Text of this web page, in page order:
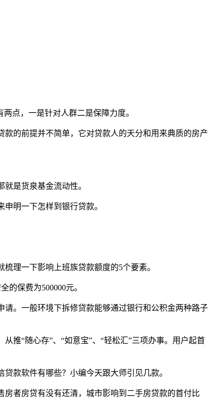
点，一是针对人群二是保障力度。
的前提并不简单，它对贷款人的天分和用来典质的房产
是货泉基金流动性。
明一下怎样到银行贷款。
理一下影响上班族贷款额度的5个要素。
保费为500000元。
。一般环境下拆修贷款能够通过银行和公积金两种路子
“随心存”、“如意宝”、“轻松汇”三项办事。用户起首
款软件有哪些？小编今天跟大师引见几款。
者房贷有没有还清，城市影响到二手房贷款的首付比